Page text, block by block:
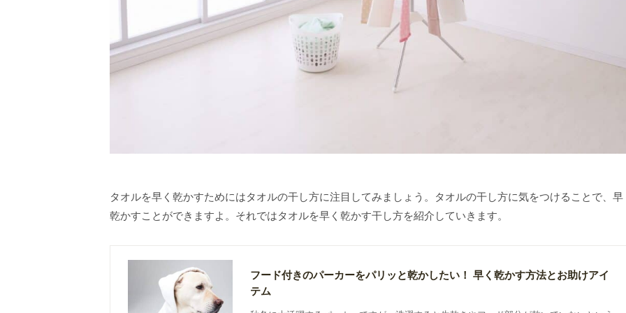
タオルを早く乾かすためにはタオルの干し方に注目してみましょう。タオルの干し方に気をつけることで、早
乾かすことができますよ。それではタオルを早く乾かす干し方を紹介していきます。
フード付きのパーカーをパリッと乾かしたい！ 早く乾かす方法とお助けアイ
テム